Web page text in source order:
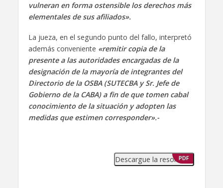
vulneran en forma ostensible los derechos más
elementales de sus afiliados».
La jueza, en el segundo punto del fallo, interpretó
además conveniente «remitir copia de la
presente a las autoridades encargadas de la
designación de la mayoría de integrantes del
Directorio de la OSBA (SUTECBA y Sr. Jefe de
Gobierno de la CABA) a fin de que tomen cabal
conocimiento de la situación y adopten las
medidas que estimen corresponder».-
Descargue la resolución
PDF